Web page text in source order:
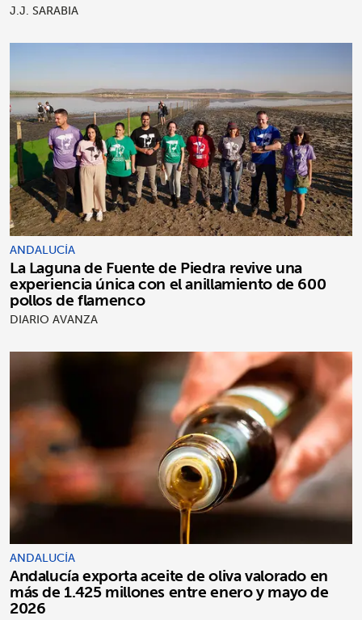
J.J. SARABIA
ANDALUCÍA
La Laguna de Fuente de Piedra revive una
experiencia única con el anillamiento de 600
pollos de flamenco
DIARIO AVANZA
ANDALUCÍA
Andalucía exporta aceite de oliva valorado en
más de 1.425 millones entre enero y mayo de
2026